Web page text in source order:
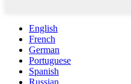
English
French
German
Portuguese
Spanish
Russian